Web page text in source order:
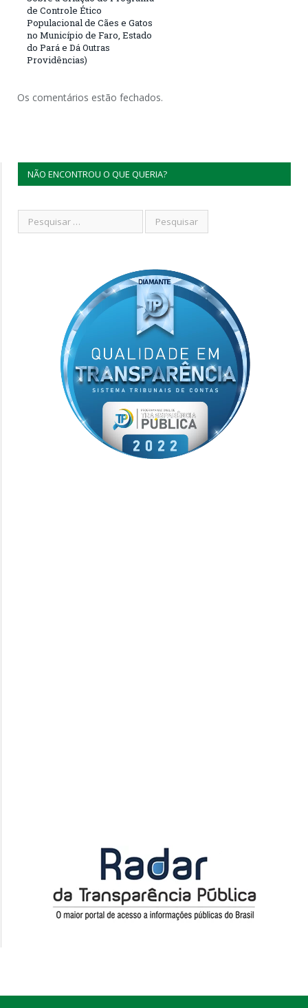
de Controle Ético
Populacional de Cães e Gatos
no Município de Faro, Estado
do Pará e Dá Outras
Providências)
Os comentários estão fechados.
NÃO ENCONTROU O QUE QUERIA?